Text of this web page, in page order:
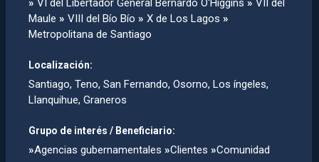
» VI del Libertador General Bernardo O'Higgins » VII del
Maule » VIII del Bío Bío » X de Los Lagos »
Metropolitana de Santiago
Localización:
Santiago, Teno, San Fernando, Osorno, Los íngeles,
Llanquihue, Graneros
Grupo de interés / Beneficiario:
»Agencias gubernamentales »Clientes »Comunidad